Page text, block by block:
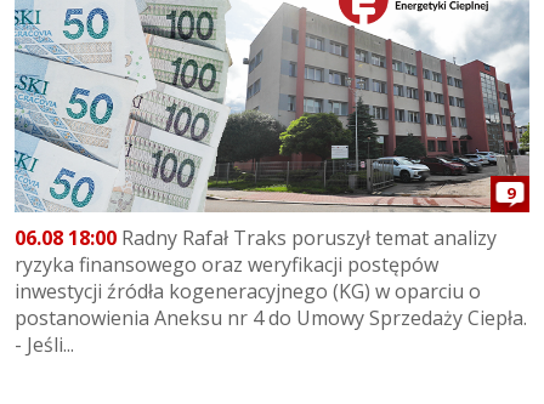
9
06.08 18:00 Radny Rafał Traks poruszył temat analizy
ryzyka finansowego oraz weryfikacji postępów
inwestycji źródła kogeneracyjnego (KG) w oparciu o
postanowienia Aneksu nr 4 do Umowy Sprzedaży Ciepła.
- Jeśli...